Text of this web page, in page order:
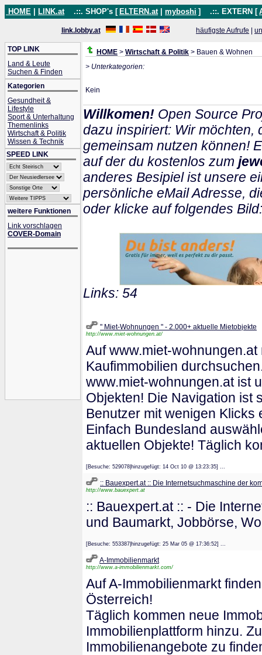
HOME LINK.at .::. SHOP's [ ELTERN.at myboshi ] .::. EXTERN [
link.lobby.at häufigste Aufrufe
TOP LINK
Land & Leute
Suchen & Finden
Kategorien
Gesundheit &
Lifestyle
Sport & Unterhaltung
Themenlinks
Wirtschaft & Politik
Wissen & Technik
SPEED LINK
weitere Funktionen
Link vorschlagen
COVER-Domain
HOME > Wirtschaft & Politik > Bauen & Wohnen
> Unterkategorien:
Kein
Willkomen! Open Source
dazu inspiriert: Wir möchten,
gemeinsam nutzen können!
auf der du kostenlos zum
anderes Besipiel ist unsere
persönliche eMail Adresse,
oder klicke auf folgendes Bild:
Links: 54
" Miet-Wohnungen " - 2.000+ aktuelle Mietobjekte
http://www.miet-wohnungen.at/
Auf www.miet-
Kaufimmobilien
www.miet-wohnungen.at ist
Objekten! Die Navigation ist
Benutzer mit wenigen Klicks
Einfach Bundesland
aktuellen Objekte! Täglich
[Besuche: 529078|hinzugefügt: 14 Oct 10 @ 13:23:35] ...
:: Bauexpert.at :: Die Internetsuchmaschine der
http://www.bauexpert.at
:: Bauexpert.at :: - Die
und Baumarkt, Jobbörse,
[Besuche: 553387|hinzugefügt: 25 Mar 05 @ 17:36:52] ...
A-Immobilienmarkt
http://www.a-immobilienmarkt.com/
Auf A-Immobilienmarkt
Österreich!
Täglich kommen neue
Immobilienplattform hinzu.
Immobilienangebote zu